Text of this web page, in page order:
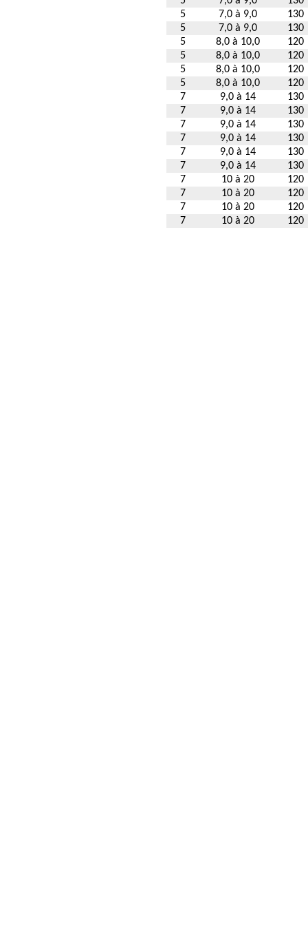
5
7,0 à 9,0
130
5
7,0 à 9,0
130
5
8,0 à 10,0
120
5
8,0 à 10,0
120
5
8,0 à 10,0
120
5
8,0 à 10,0
120
7
9,0 à 14
130
7
9,0 à 14
130
7
9,0 à 14
130
7
9,0 à 14
130
7
9,0 à 14
130
7
9,0 à 14
130
7
10 à 20
120
7
10 à 20
120
7
10 à 20
120
7
10 à 20 120